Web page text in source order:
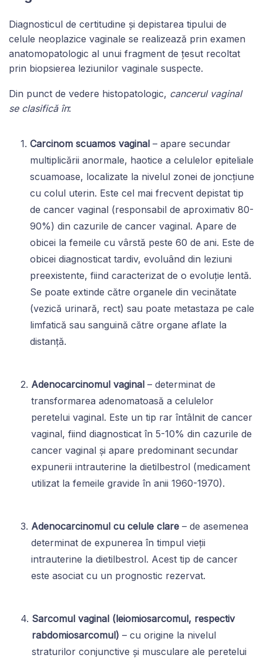
Diagnosticul de certitudine și depistarea tipului de
celule neoplazice vaginale se realizează prin examen
anatomopatologic al unui fragment de țesut recoltat
prin biopsierea leziunilor vaginale suspecte.
Din punct de vedere histopatologic, cancerul vaginal
se clasifică în:
Carcinom scuamos vaginal – apare secundar
multiplicării anormale, haotice a celulelor epiteliale
scuamoase, localizate la nivelul zonei de joncțiune
cu colul uterin. Este cel mai frecvent depistat tip
de cancer vaginal (responsabil de aproximativ 80-
90%) din cazurile de cancer vaginal. Apare de
obicei la femeile cu vârstă peste 60 de ani. Este de
obicei diagnosticat tardiv, evoluând din leziuni
preexistente, fiind caracterizat de o evoluție lentă.
Se poate extinde către organele din vecinătate
(vezică urinară, rect) sau poate metastaza pe cale
limfatică sau sanguină către organe aflate la
distanță.
Adenocarcinomul vaginal – determinat de
transformarea adenomatoasă a celulelor
peretelui vaginal. Este un tip rar întâlnit de cancer
vaginal, fiind diagnosticat în 5-10% din cazurile de
cancer vaginal și apare predominant secundar
expunerii intrauterine la dietilbestrol (medicament
utilizat la femeile gravide în anii 1960-1970).
Adenocarcinomul cu celule clare – de asemenea
determinat de expunerea în timpul vieții
intrauterine la dietilbestrol. Acest tip de cancer
este asociat cu un prognostic rezervat.
Sarcomul vaginal (leiomiosarcomul, respectiv
rabdomiosarcomul) – cu origine la nivelul
straturilor conjunctive și musculare ale peretelui